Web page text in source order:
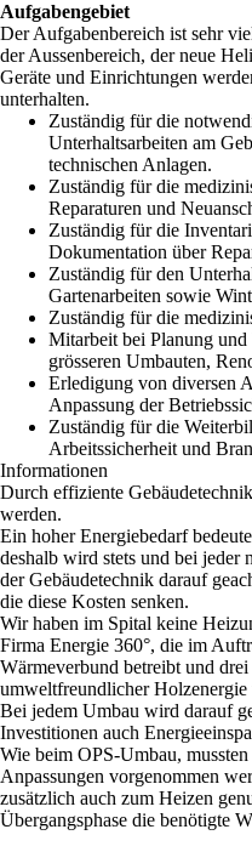
Aufgabengebiet
Der Aufgabenbereich ist sehr
der Aussenbereich, der neue
Geräte und Einrichtungen
unterhalten.
Zuständig für die
Unterhaltsarbeiten am
technischen Anlagen.
Zuständig für die
Reparaturen und
Zuständig für die
Dokumentation über
Zuständig für den
Gartenarbeiten sowie
Zuständig für die
Mitarbeit bei Planung
grösseren Umbauten,
Erledigung von diversen
Anpassung der
Zuständig für die
Arbeitssicherheit und
Informationen
Durch effiziente
werden.
Ein hoher Energiebedarf
deshalb wird stets und bei jeder
der Gebäudetechnik darauf
die diese Kosten senken.
Wir haben im Spital keine
Firma Energie 360°, die im
Wärmeverbund betreibt und
umweltfreundlicher Holzenergie
Bei jedem Umbau wird darauf
Investitionen auch
Wie beim OPS-Umbau,
Anpassungen vorgenommen
zusätzlich auch zum Heizen
Übergangsphase die benötigte